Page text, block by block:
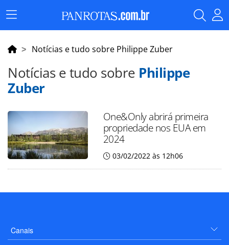
Menu
Principal
Notícias e tudo sobre Philippe Zuber
Notícias e tudo sobre Philippe
Zuber
One&Only abrirá primeira
propriedade nos EUA em
2024
03/02/2022 às 12h06
Canais